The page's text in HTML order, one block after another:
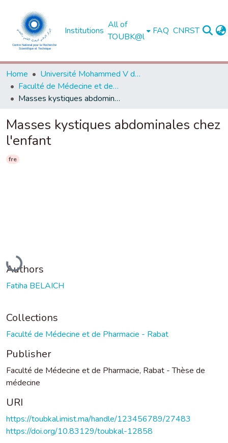
Institutions
All of
TOUBK@l
FAQ CNRST
Home
Université Mohammed V de Rabat
Faculté de Médecine et de Pharmacie - Rabat
Masses kystiques abdominales chez l'enfant
Masses kystiques abdominales chez
l'enfant
fre
Loading...
Authors
Fatiha BELAICH
Collections
Faculté de Médecine et de Pharmacie - Rabat
Publisher
Faculté de Médecine et de Pharmacie, Rabat - Thèse de
médecine
URI
https://toubkal.imist.ma/handle/123456789/27483
https://doi.org/10.83129/toubkal-12858